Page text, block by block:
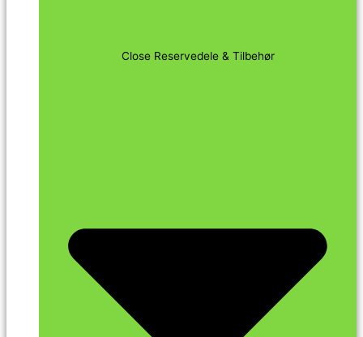
Close Reservedele & Tilbehør